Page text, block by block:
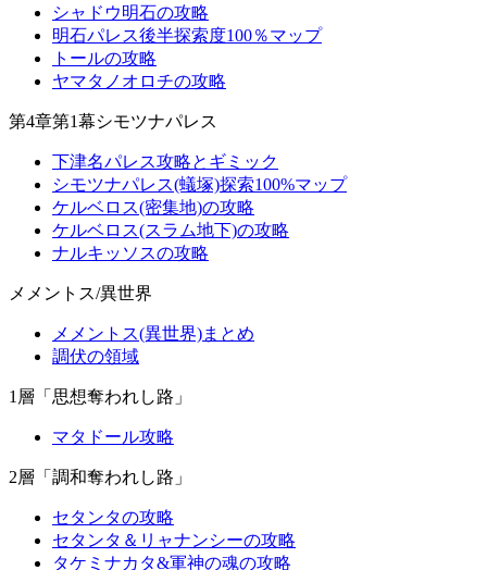
シャドウ明石の攻略
明石パレス後半探索度100％マップ
トールの攻略
ヤマタノオロチの攻略
第4章第1幕シモツナパレス
下津名パレス攻略とギミック
シモツナパレス(蟻塚)探索100%マップ
ケルベロス(密集地)の攻略
ケルベロス(スラム地下)の攻略
ナルキッソスの攻略
メメントス/異世界
メメントス(異世界)まとめ
調伏の領域
1層「思想奪われし路」
マタドール攻略
2層「調和奪われし路」
セタンタの攻略
セタンタ＆リャナンシーの攻略
タケミナカタ&軍神の魂の攻略